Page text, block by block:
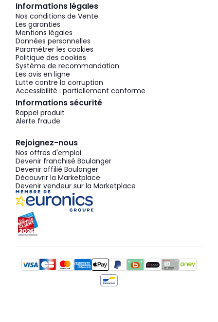
Informations légales
Nos conditions de Vente
Les garanties
Mentions légales
Données personnelles
Paramétrer les cookies
Politique des cookies
Système de recommandation
Les avis en ligne
Lutte contre la corruption
Accessibilité : partiellement conforme
Informations sécurité
Rappel produit
Alerte fraude
Rejoignez-nous
Nos offres d'emploi
Devenir franchisé Boulanger
Devenir affilié Boulanger
Découvrir la Marketplace
Devenir vendeur sur la Marketplace